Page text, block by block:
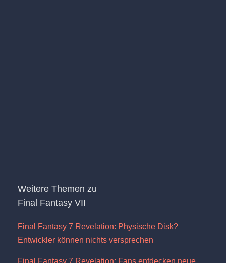
Weitere Themen zu
Final Fantasy VII
Final Fantasy 7 Revelation: Physische Disk?
Entwickler können nichts versprechen
Final Fantasy 7 Revelation: Fans entdecken neue